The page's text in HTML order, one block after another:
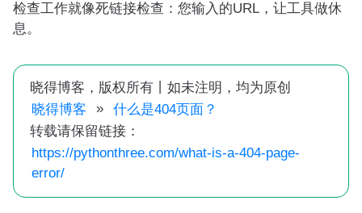
检查工作就像死链接检查：您输入的URL，让工具做休
息。
晓得博客，版权所有丨如未注明，均为原创
晓得博客
»
什么是404页面？
转载请保留链接：
https://pythonthree.com/what-is-a-404-page-
error/